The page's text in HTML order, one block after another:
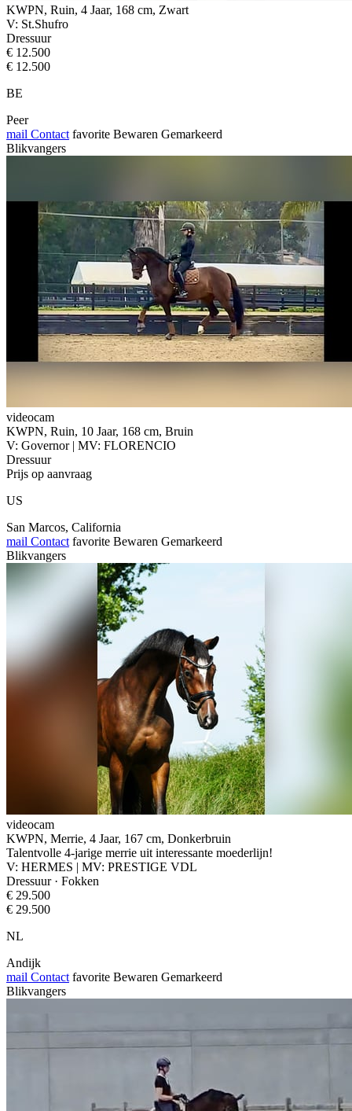
KWPN, Ruin, 4 Jaar, 168 cm, Zwart
V: St.Shufro
Dressuur
€ 12.500
€ 12.500
BE
Peer
mail Contact favorite Bewaren Gemarkeerd
Blikvangers
videocam
KWPN, Ruin, 10 Jaar, 168 cm, Bruin
V: Governor | MV: FLORENCIO
Dressuur
Prijs op aanvraag
US
San Marcos, California
mail Contact favorite Bewaren Gemarkeerd
Blikvangers
videocam
KWPN, Merrie, 4 Jaar, 167 cm, Donkerbruin
Talentvolle 4-jarige merrie uit interessante moederlijn!
V: HERMES | MV: PRESTIGE VDL
Dressuur · Fokken
€ 29.500
€ 29.500
NL
Andijk
mail Contact favorite Bewaren Gemarkeerd
Blikvangers